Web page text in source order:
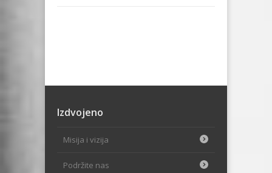
Izdvojeno
Misija i vizija
Podržite nas